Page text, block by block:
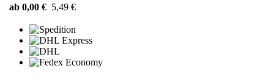
ab 0,00 € 5,49 €